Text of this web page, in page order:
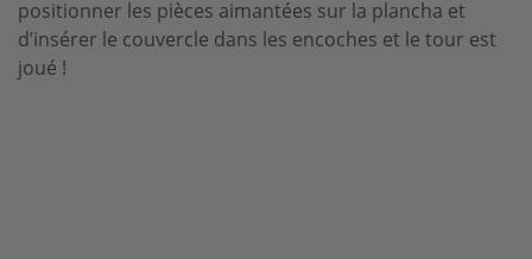
positionner les pièces aimantées sur la plancha et
d’insérer le couvercle dans les encoches et le tour est
joué !